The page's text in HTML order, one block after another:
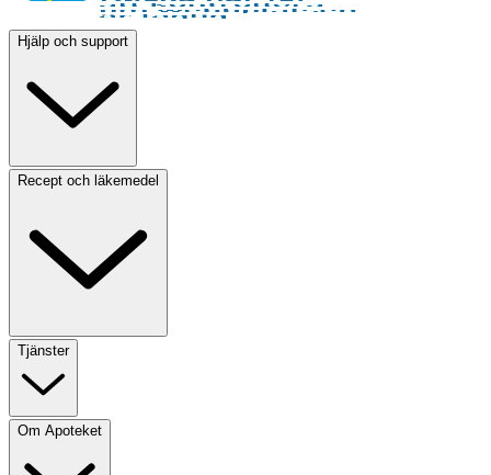
Hjälp och support
Recept och läkemedel
Tjänster
Om Apoteket